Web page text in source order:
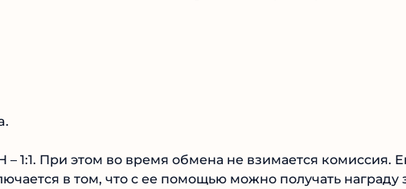
– 1:1. При этом во время обмена не взимается комиссия.
в том, что с ее помощью можно получать награду